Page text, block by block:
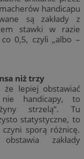
handicapu
są zakłady z
stawki w razie
0,5, czyli „albo –
niż trzy
że lepiej obstawiać
nie handicapy, to
strzelą”. Tu
statystyczne, to
sporą różnicę.
zakłady